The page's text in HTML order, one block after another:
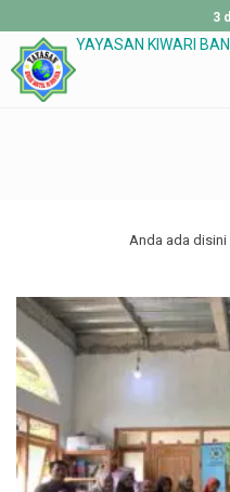
3 detik
YAYASAN KIWARI
Anda ada disini